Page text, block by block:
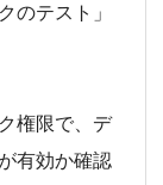
のテスト」
権限で、デ
有効か確認